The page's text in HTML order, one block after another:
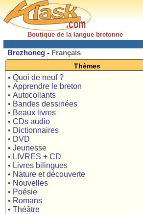
Boutique de la langue bretonne
Brezhoneg - Français
Thèmes
• Quoi de neuf ?
• Apprendre le breton
• Autocollants
• Bandes dessinées
• Beaux livres
• CDs audio
• Dictionnaires
• DVD
• Jeunesse
• LIVRES + CD
• Livres bilingues
• Nature et découverte
• Nouvelles
• Poésie
• Romans
• Théâtre